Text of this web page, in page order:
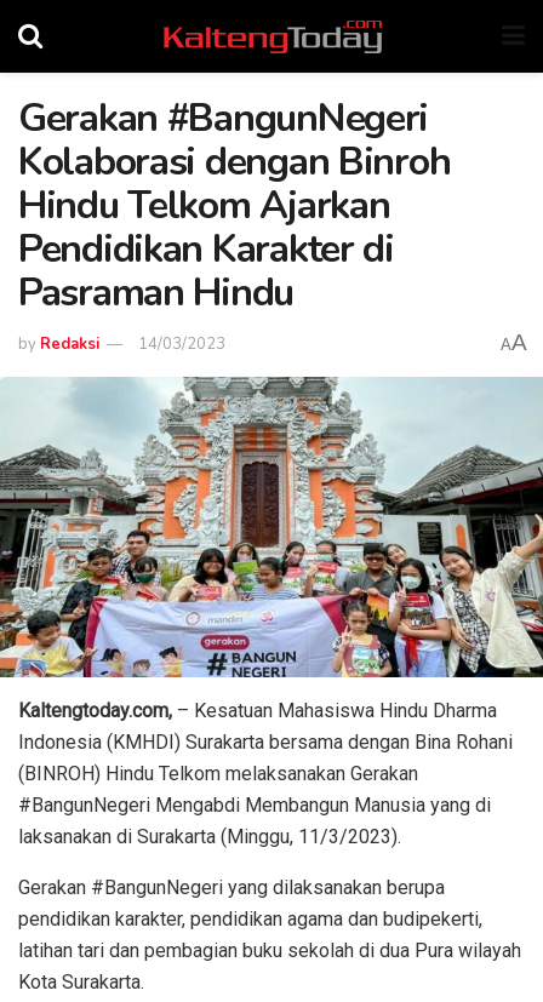
Gerakan #BangunNegeri
Kolaborasi dengan Binroh
Hindu Telkom Ajarkan
Pendidikan Karakter di
Pasraman Hindu
by Redaksi 14/03/2023 AA
Kaltengtoday.com, – Kesatuan Mahasiswa Hindu Dharma
Indonesia (KMHDI) Surakarta bersama dengan Bina Rohani
(BINROH) Hindu Telkom melaksanakan Gerakan
#BangunNegeri Mengabdi Membangun Manusia yang di
laksanakan di Surakarta (Minggu, 11/3/2023).
Gerakan #BangunNegeri yang dilaksanakan berupa
pendidikan karakter, pendidikan agama dan budipekerti,
latihan tari dan pembagian buku sekolah di dua Pura wilayah
Kota Surakarta.